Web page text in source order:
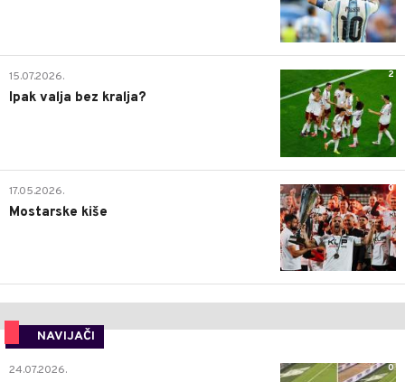
2
15.07.2026.
Ipak valja bez kralja?
0
17.05.2026.
Mostarske kiše
NAVIJAČI
0
24.07.2026.